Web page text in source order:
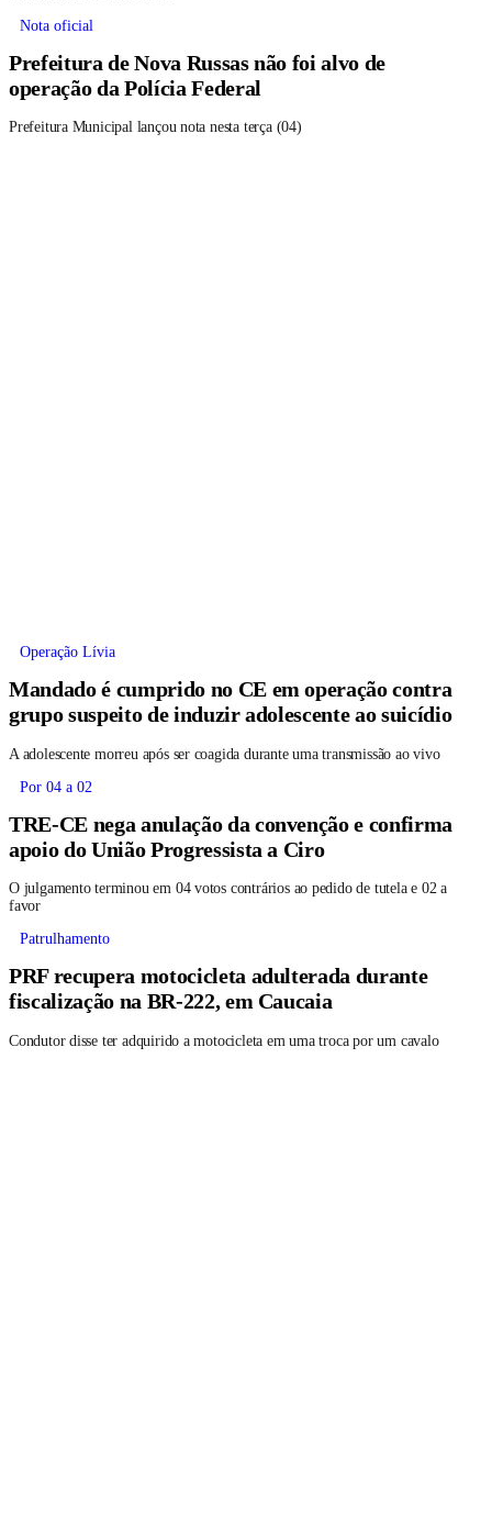
Nota oficial
Prefeitura de Nova Russas não foi alvo de
operação da Polícia Federal
Prefeitura Municipal lançou nota nesta terça (04)
Operação Lívia
Mandado é cumprido no CE em operação contra
grupo suspeito de induzir adolescente ao suicídio
A adolescente morreu após ser coagida durante uma transmissão ao vivo
Por 04 a 02
TRE-CE nega anulação da convenção e confirma
apoio do União Progressista a Ciro
O julgamento terminou em 04 votos contrários ao pedido de tutela e 02 a
favor
Patrulhamento
PRF recupera motocicleta adulterada durante
fiscalização na BR-222, em Caucaia
Condutor disse ter adquirido a motocicleta em uma troca por um cavalo